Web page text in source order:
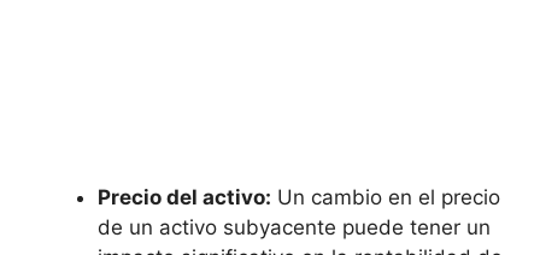
Precio del activo: Un cambio en el precio
de un activo subyacente puede ⁤tener un